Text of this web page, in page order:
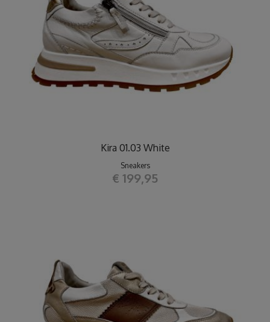
Kira 01.03 White
Sneakers
€ 199,95